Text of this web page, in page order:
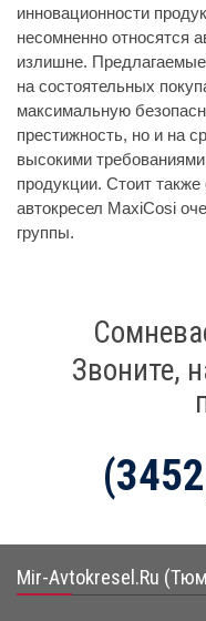
инновационности
несомненно относятся
излишне.
на состоятельных
максимальную
престижность, но и на
высокими
продукции. Стоит
автокресел MaxiCosi
группы.
Звоните,
Mir-Avtokresel.Ru